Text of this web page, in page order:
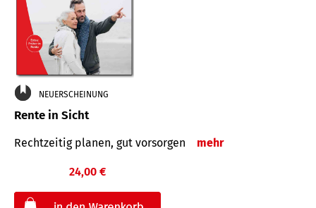
NEUERSCHEINUNG
Rente in Sicht
Rechtzeitig planen, gut vorsorgen mehr
24,00 €